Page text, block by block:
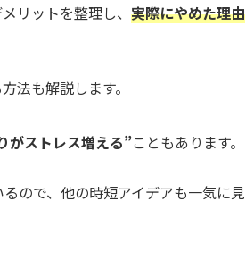
リットを整理し、 実際にやめた理由
法も解説します。
がストレス増える”こともあります。
ので、他の時短アイデアも一気に見